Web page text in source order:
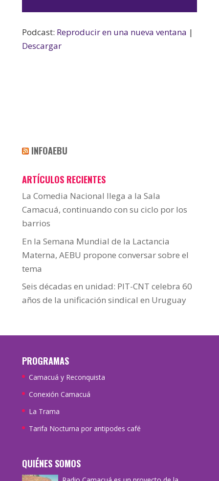
Podcast: Reproducir en una nueva ventana |
Descargar
INFOAEBU
ARTÍCULOS RECIENTES
La Comedia Nacional llega a la Sala
Camacuá, continuando con su ciclo por los
barrios
En la Semana Mundial de la Lactancia
Materna, AEBU propone conversar sobre el
tema
Seis décadas en unidad: PIT-CNT celebra 60
años de la unificación sindical en Uruguay
PROGRAMAS
Camacuá y Reconquista
Conexión Camacuá
La Trama
Tarifa Nocturna por antipodes café
QUIÉNES SOMOS